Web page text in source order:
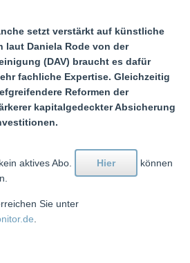
setzt verstärkt auf künstliche
laut Daniela Rode von der
(DAV) braucht es dafür
fachliche Expertise. Gleichzeitig
Reformen der
kapitalgedeckter Absicherung
aktives Abo.
Hier
können
Sie unter